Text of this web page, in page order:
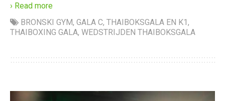
› Read more
BRONSKI GYM, GALA C, THAIBOKSGALA EN K1,
THAIBOXING GALA, WEDSTRIJDEN THAIBOKSGALA